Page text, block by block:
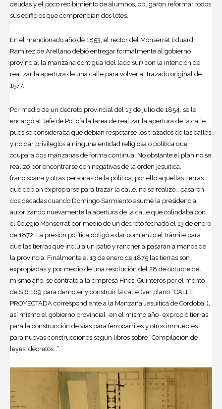
deudas y el poco recibimiento de alumnos, obligaron reformar todos
sus edificios que comprendían dos lotes.
En el mencionado año de 1853, el rector del Monserrat Eduardi
Ramírez de Arellano debió entregar formalmente al gobierno
provincial la manzana contigua (del lado sur) con la intención de
realizar la apertura de una calle para volver al trazado original de
1577.
Por medio de un decreto provincial del 13 de julio de 1854, se le
encargó al Jefe de Policía la tarea de realizar la apertura de la calle
pues se consideraba que debían respetarse los trazados de las calles
y no dar privilegios a ninguna entidad religiosa o política que
ocupara dos manzanas de forma continua. No obstante el plan no se
realizó por encontrarse con negativas de la orden jesuítica,
franciscana y otras personas de la política; por ello aquellas tierras
que debían expropiarse para trazar la calle, no se realizó… pasaron
dos décadas cuando Domingo Sarmiento asume la presidencia,
autorizando nuevamente la apertura de la calle que colindaba con
el Colegio Monserrat por medio de un decreto fechado el 13 de enero
de 1872. La presión política obligó a dar comienzo el trámite para
que las tierras que incluía un patio y ranchería pasaran a manos de
la provincia; Finalmente el 13 de enero de 1875 las tierras son
expropiadas y por medio de una resolución del 28 de octubre del
mismo año, se contrató a la empresa Hnos. Quinteros por el monto
de $ 6.169 para demoler y construir la calle (ver plano “CALLE
PROYECTADA correspondiente a la Manzana Jesuítica de Córdoba”),
así mismo el gobierno provincial -en el mismo año- expropió tierras
para la construcción de vías para ferrocarriles y otros inmuebles
para nuevas construcciones según libros sobre “Compilación de
leyes, decretos…”.